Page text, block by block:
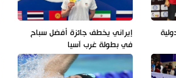
إيراني يخطف جائزة أفضل سباح
في بطولة غرب آسيا